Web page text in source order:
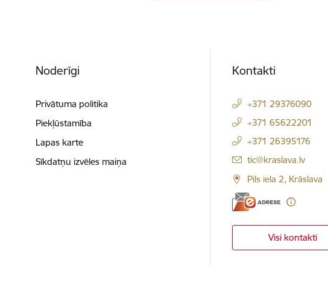
Noderīgi
Privātuma politika
Piekļūstamība
Lapas karte
Sīkdatņu izvēles maiņa
Kontakti
+371 29376090
+371 65622201
+371 26395176
E-pasts:
tic@kraslava.lv
Pils iela 2, Krāslava
Visi kontakti